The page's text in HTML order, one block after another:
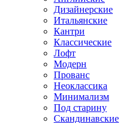
Дизайнерские
Итальянские
Кантри
Классические
Лофт
Модерн
Прованс
Неоклассика
Минимализм
Под старину
Скандинавские